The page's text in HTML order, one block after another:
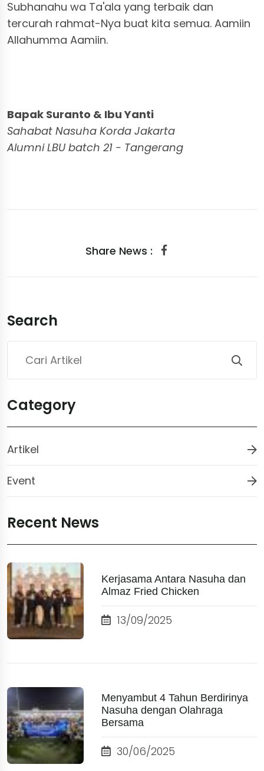
Subhanahu wa Ta'ala yang terbaik dan
tercurah rahmat-Nya buat kita semua. Aamiin
Allahumma Aamiin.
Bapak Suranto & Ibu Yanti
Sahabat Nasuha Korda Jakarta
Alumni LBU batch 21 - Tangerang
Share News :
Search
Category
Artikel
Event
Recent News
Kerjasama Antara Nasuha dan
Almaz Fried Chicken
13/09/2025
Menyambut 4 Tahun Berdirinya
Nasuha dengan Olahraga
Bersama
30/06/2025